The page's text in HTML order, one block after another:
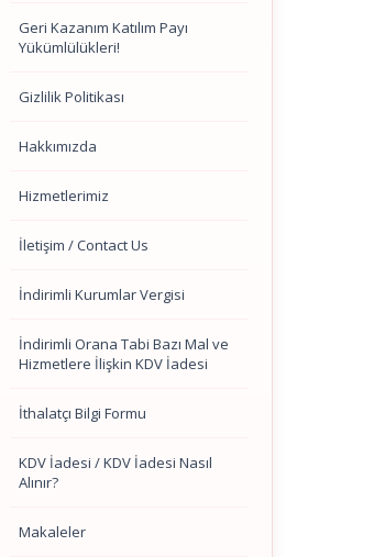
Geri Kazanım Katılım Payı
Yükümlülükleri!
Gizlilik Politikası
Hakkımızda
Hizmetlerimiz
İletişim / Contact Us
İndirimli Kurumlar Vergisi
İndirimli Orana Tabi Bazı Mal ve
Hizmetlere İlişkin KDV İadesi
İthalatçı Bilgi Formu
KDV İadesi / KDV İadesi Nasıl
Alınır?
Makaleler